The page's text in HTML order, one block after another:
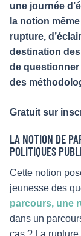
une journée
la notion
rupture,
destination
de
des
Gratuit sur
LA NOTION DE
POLITIQUES
Cette notion
jeunesse des
parcours, une
dans un
cas ? La